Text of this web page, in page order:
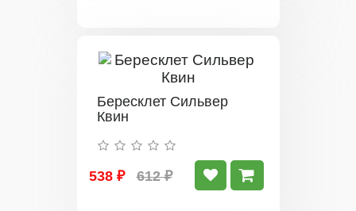
Бересклет Сильвер
Квин
538 ₽ 612 ₽